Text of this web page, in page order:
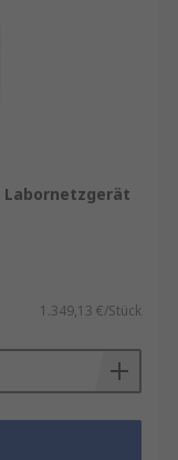
Labornetzgerät
1.349,13 €/Stück